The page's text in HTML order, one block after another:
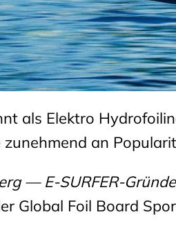
als Elektro
an
— E-SURFER-
Global Foil Board